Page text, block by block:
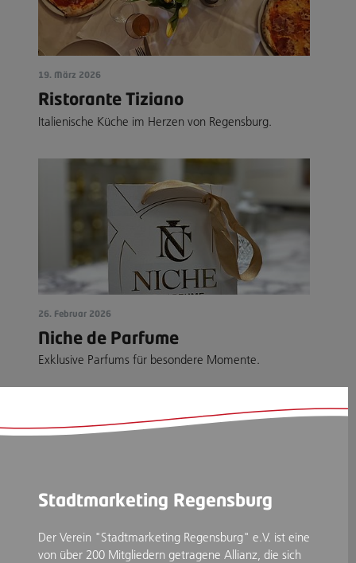
19. März 2026
Ristorante Tiziano
Italienische Küche im Herzen von Regensburg.
26. Februar 2026
Niche de Parfume
Exklusive Parfums für besondere Momente.
Stadtmarketing Regensburg
Der Verein "Stadtmarketing Regensburg" e.V. ist eine
von über 200 Mitgliedern getragene Allianz, die sich